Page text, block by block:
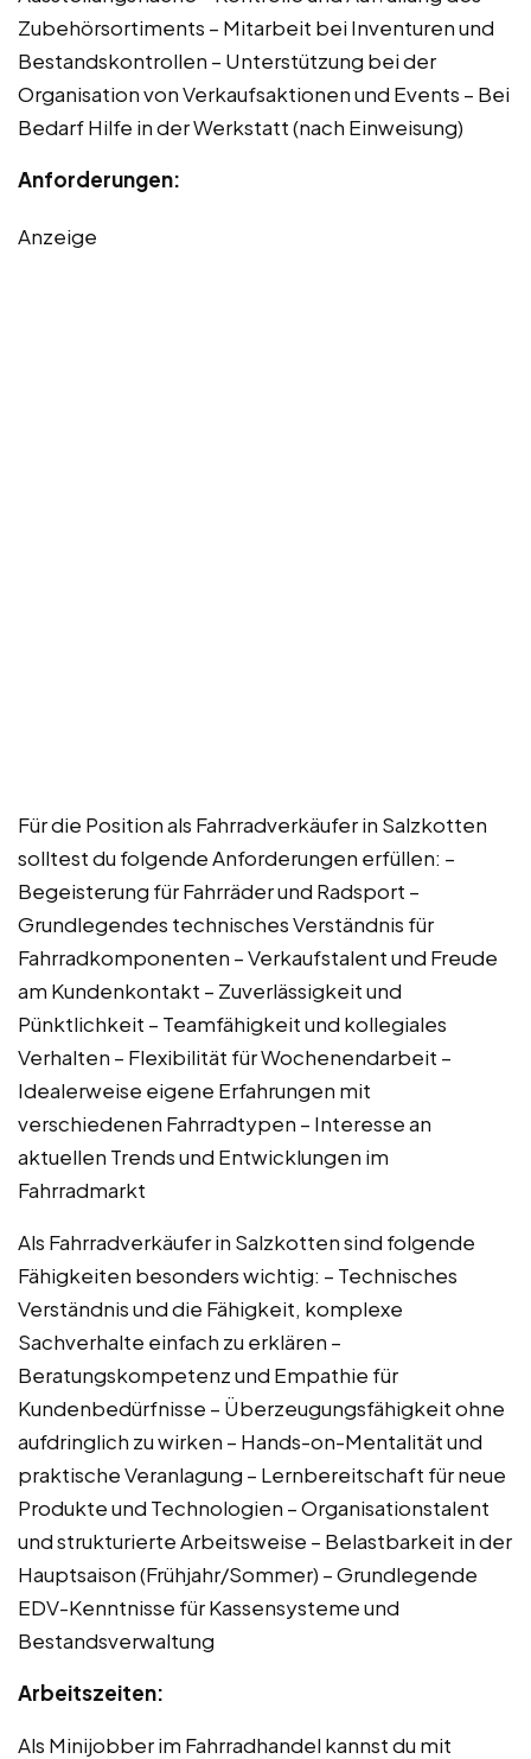
Zubehörsortiments – Mitarbeit bei Inventuren und
Bestandskontrollen – Unterstützung bei der
Organisation von Verkaufsaktionen und Events – Bei
Bedarf Hilfe in der Werkstatt (nach Einweisung)
Anforderungen:
Anzeige
Für die Position als Fahrradverkäufer in Salzkotten
solltest du folgende Anforderungen erfüllen: –
Begeisterung für Fahrräder und Radsport –
Grundlegendes technisches Verständnis für
Fahrradkomponenten – Verkaufstalent und Freude
am Kundenkontakt – Zuverlässigkeit und
Pünktlichkeit – Teamfähigkeit und kollegiales
Verhalten – Flexibilität für Wochenendarbeit –
Idealerweise eigene Erfahrungen mit
verschiedenen Fahrradtypen – Interesse an
aktuellen Trends und Entwicklungen im
Fahrradmarkt
Als Fahrradverkäufer in Salzkotten sind folgende
Fähigkeiten besonders wichtig: – Technisches
Verständnis und die Fähigkeit, komplexe
Sachverhalte einfach zu erklären –
Beratungskompetenz und Empathie für
Kundenbedürfnisse – Überzeugungsfähigkeit ohne
aufdringlich zu wirken – Hands-on-Mentalität und
praktische Veranlagung – Lernbereitschaft für neue
Produkte und Technologien – Organisationstalent
und strukturierte Arbeitsweise – Belastbarkeit in der
Hauptsaison (Frühjahr/Sommer) – Grundlegende
EDV-Kenntnisse für Kassensysteme und
Bestandsverwaltung
Arbeitszeiten:
Als Minijobber im Fahrradhandel kannst du mit